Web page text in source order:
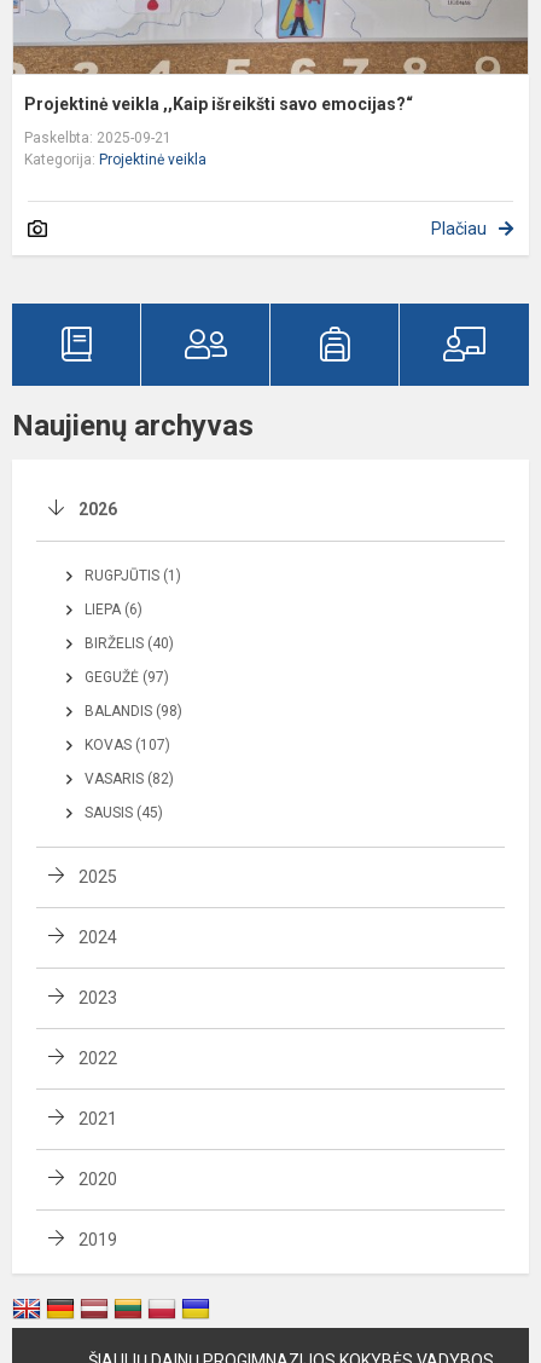
Projektinė veikla ,,Kaip išreikšti savo emocijas?“
Paskelbta: 2025-09-21
Kategorija: Projektinė veikla
Plačiau
Naujienų archyvas
2026
RUGPJŪTIS (1)
LIEPA (6)
BIRŽELIS (40)
GEGUŽĖ (97)
BALANDIS (98)
KOVAS (107)
VASARIS (82)
SAUSIS (45)
2025
2024
2023
2022
2021
2020
2019